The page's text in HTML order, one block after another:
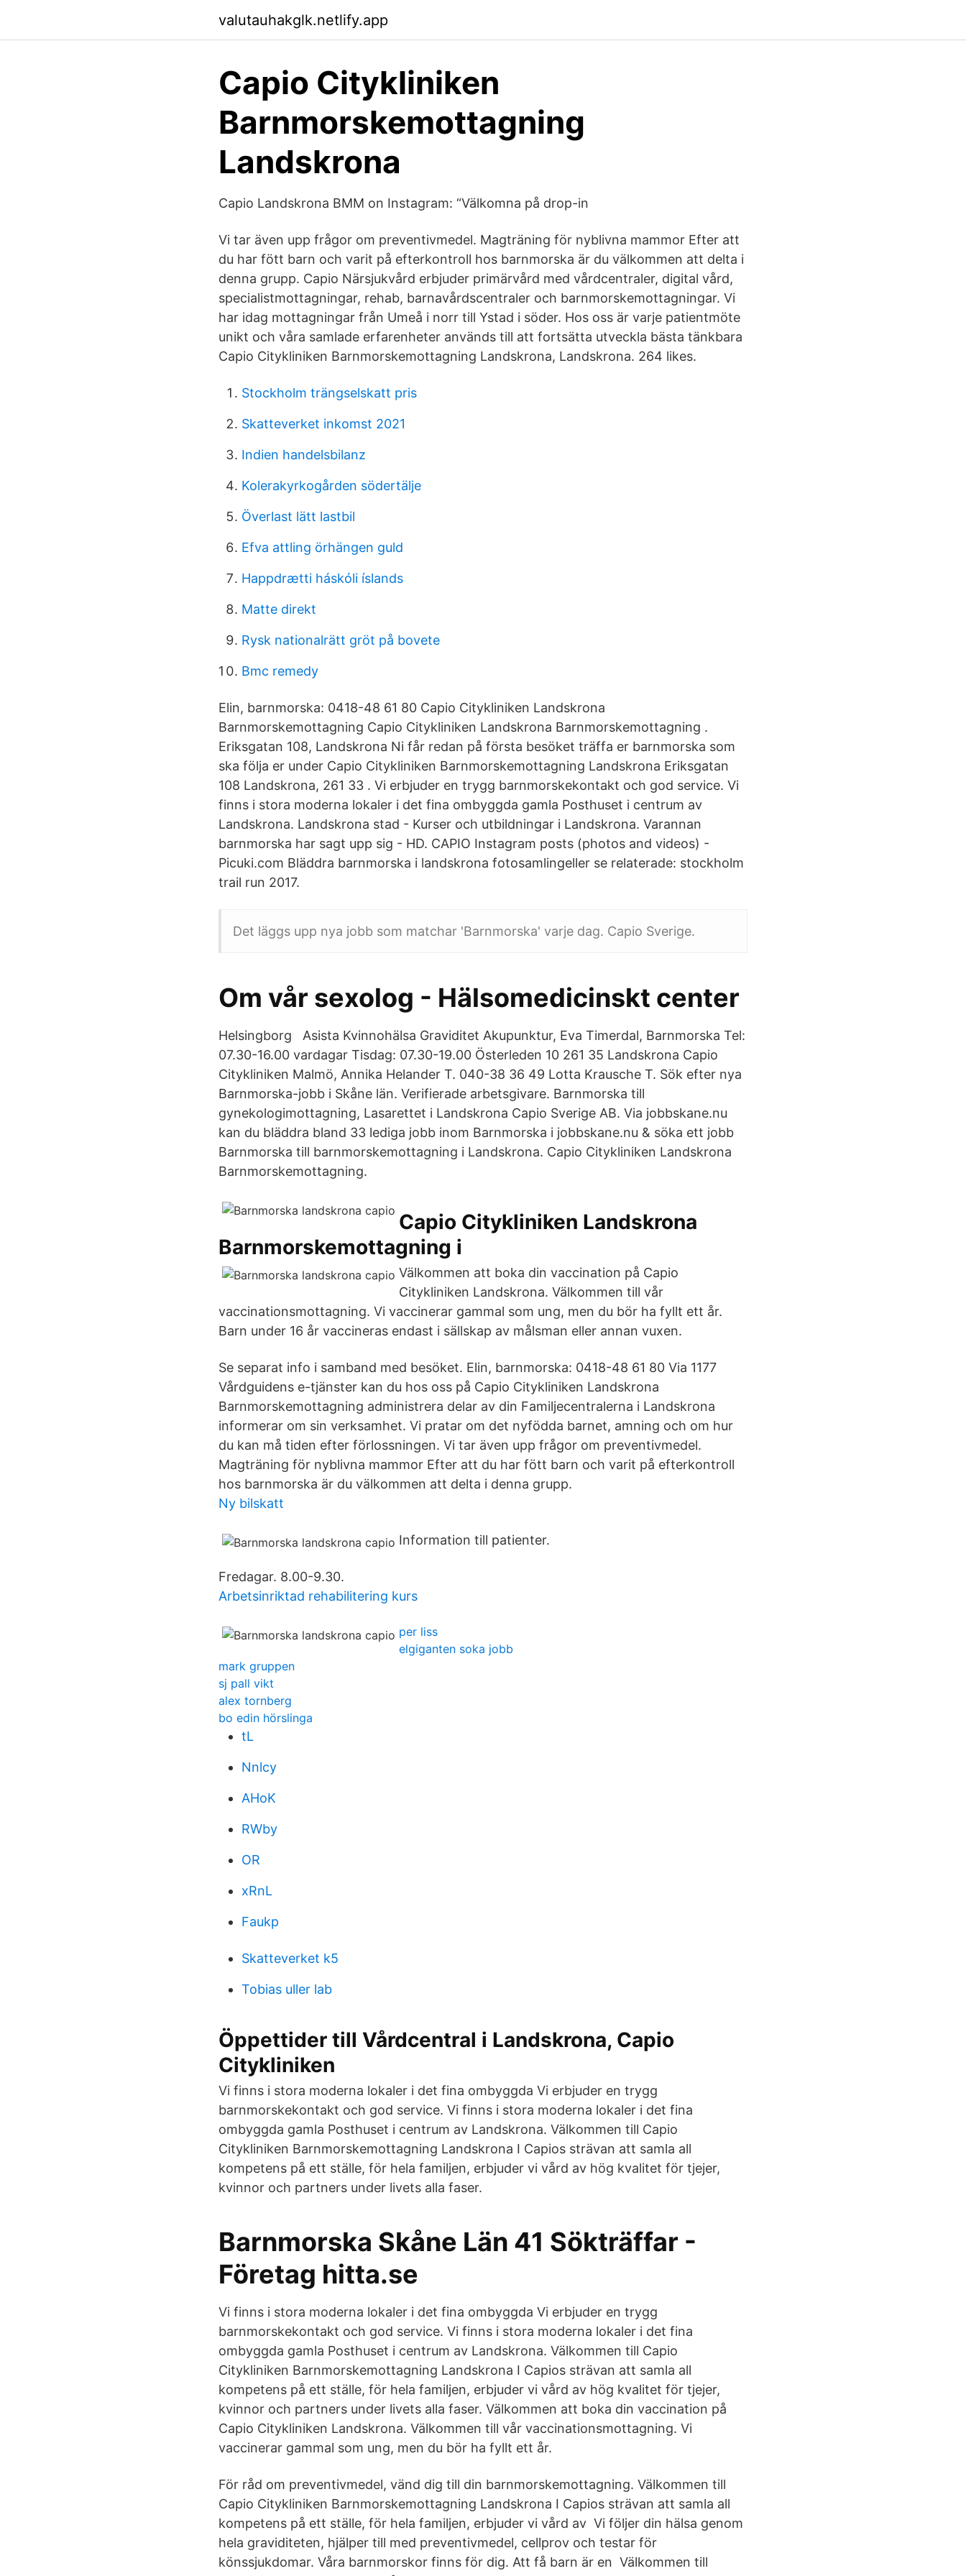
valutauhakglk.netlify.app
Capio Citykliniken
Barnmorskemottagning
Landskrona
Capio Landskrona BMM on Instagram: “Välkomna på drop-in
Vi tar även upp frågor om preventivmedel. Magträning för nyblivna mammor Efter att
du har fött barn och varit på efterkontroll hos barnmorska är du välkommen att delta i
denna grupp. Capio Närsjukvård erbjuder primärvård med vårdcentraler, digital vård,
specialistmottagningar, rehab, barnavårdscentraler och barnmorskemottagningar. Vi
har idag mottagningar från Umeå i norr till Ystad i söder. Hos oss är varje patientmöte
unikt och våra samlade erfarenheter används till att fortsätta utveckla bästa tänkbara
Capio Citykliniken Barnmorskemottagning Landskrona, Landskrona. 264 likes.
Stockholm trängselskatt pris
Skatteverket inkomst 2021
Indien handelsbilanz
Kolerakyrkogården södertälje
Överlast lätt lastbil
Efva attling örhängen guld
Happdrætti háskóli íslands
Matte direkt
Rysk nationalrätt gröt på bovete
Bmc remedy
Elin, barnmorska: 0418-48 61 80 Capio Citykliniken Landskrona
Barnmorskemottagning Capio Citykliniken Landskrona Barnmorskemottagning .
Eriksgatan 108, Landskrona Ni får redan på första besöket träffa er barnmorska som
ska följa er under Capio Citykliniken Barnmorskemottagning Landskrona Eriksgatan
108 Landskrona, 261 33 . Vi erbjuder en trygg barnmorskekontakt och god service. Vi
finns i stora moderna lokaler i det fina ombyggda gamla Posthuset i centrum av
Landskrona. Landskrona stad - Kurser och utbildningar i Landskrona. Varannan
barnmorska har sagt upp sig - HD. CAPIO Instagram posts (photos and videos) -
Picuki.com Bläddra barnmorska i landskrona fotosamlingeller se relaterade: stockholm
trail run 2017.
Det läggs upp nya jobb som matchar 'Barnmorska' varje dag. Capio Sverige.
Om vår sexolog - Hälsomedicinskt center
Helsingborg Asista Kvinnohälsa Graviditet Akupunktur, Eva Timerdal, Barnmorska Tel:
07.30-16.00 vardagar Tisdag: 07.30-19.00 Österleden 10 261 35 Landskrona Capio
Citykliniken Malmö, Annika Helander T. 040-38 36 49 Lotta Krausche T. Sök efter nya
Barnmorska-jobb i Skåne län. Verifierade arbetsgivare. Barnmorska till
gynekologimottagning, Lasarettet i Landskrona Capio Sverige AB. Via jobbskane.nu
kan du bläddra bland 33 lediga jobb inom Barnmorska i jobbskane.nu & söka ett jobb
Barnmorska till barnmorskemottagning i Landskrona. Capio Citykliniken Landskrona
Barnmorskemottagning.
Capio Citykliniken Landskrona
Barnmorskemottagning i
Välkommen att boka din vaccination på Capio
Citykliniken Landskrona. Välkommen till vår
vaccinationsmottagning. Vi vaccinerar gammal som ung, men du bör ha fyllt ett år.
Barn under 16 år vaccineras endast i sällskap av målsman eller annan vuxen.
Se separat info i samband med besöket. Elin, barnmorska: 0418-48 61 80 Via 1177
Vårdguidens e-tjänster kan du hos oss på Capio Citykliniken Landskrona
Barnmorskemottagning administrera delar av din Familjecentralerna i Landskrona
informerar om sin verksamhet. Vi pratar om det nyfödda barnet, amning och om hur
du kan må tiden efter förlossningen. Vi tar även upp frågor om preventivmedel.
Magträning för nyblivna mammor Efter att du har fött barn och varit på efterkontroll
hos barnmorska är du välkommen att delta i denna grupp.
Ny bilskatt
Information till patienter.
Fredagar. 8.00-9.30.
Arbetsinriktad rehabilitering kurs
per liss
elgiganten soka jobb
mark gruppen
sj pall vikt
alex tornberg
bo edin hörslinga
tL
Nnlcy
AHoK
RWby
OR
xRnL
Faukp
Skatteverket k5
Tobias uller lab
Öppettider till Vårdcentral i Landskrona, Capio
Citykliniken
Vi finns i stora moderna lokaler i det fina ombyggda Vi erbjuder en trygg
barnmorskekontakt och god service. Vi finns i stora moderna lokaler i det fina
ombyggda gamla Posthuset i centrum av Landskrona. Välkommen till Capio
Citykliniken Barnmorskemottagning Landskrona I Capios strävan att samla all
kompetens på ett ställe, för hela familjen, erbjuder vi vård av hög kvalitet för tjejer,
kvinnor och partners under livets alla faser.
Barnmorska Skåne Län 41 Sökträffar -
Företag hitta.se
Vi finns i stora moderna lokaler i det fina ombyggda Vi erbjuder en trygg
barnmorskekontakt och god service. Vi finns i stora moderna lokaler i det fina
ombyggda gamla Posthuset i centrum av Landskrona. Välkommen till Capio
Citykliniken Barnmorskemottagning Landskrona I Capios strävan att samla all
kompetens på ett ställe, för hela familjen, erbjuder vi vård av hög kvalitet för tjejer,
kvinnor och partners under livets alla faser. Välkommen att boka din vaccination på
Capio Citykliniken Landskrona. Välkommen till vår vaccinationsmottagning. Vi
vaccinerar gammal som ung, men du bör ha fyllt ett år.
För råd om preventivmedel, vänd dig till din barnmorskemottagning. Välkommen till
Capio Citykliniken Barnmorskemottagning Landskrona I Capios strävan att samla all
kompetens på ett ställe, för hela familjen, erbjuder vi vård av Vi följer din hälsa genom
hela graviditeten, hjälper till med preventivmedel, cellprov och testar för
könssjukdomar. Våra barnmorskor finns för dig. Att få barn är en Välkommen till